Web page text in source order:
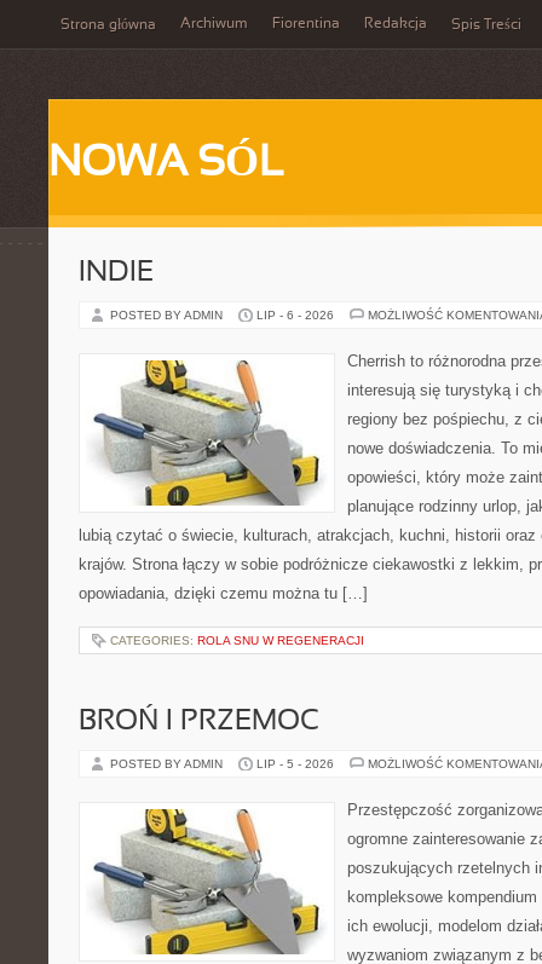
Strona główna Archiwum Fiorentina Redakcja Spis Treści
NOWA SÓL
INDIE
POSTED BY ADMIN LIP - 6 - 2026 MOŻLIWOŚĆ
Cherrish to różnorodna
interesują się turystyką i
regiony bez pośpiechu, z
nowe doświadczenia. To
opowieści, który może
planujące rodzinny urlop,
lubią czytać o świecie, kulturach, atrakcjach, kuchni, historii
krajów. Strona łączy w sobie podróżnicze ciekawostki z lekkim,
opowiadania, dzięki czemu można tu […]
CATEGORIES: ROLA SNU W REGENERACJI
BROŃ I PRZEMOC
POSTED BY ADMIN LIP - 5 - 2026 MOŻLIWOŚĆ
Przestępczość
ogromne zainteresowanie
poszukujących rzetelnych
kompleksowe
ich ewolucji, modelom
wyzwaniom związanym z